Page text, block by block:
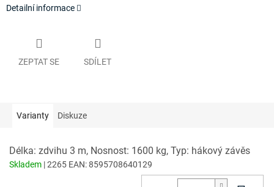
Detailní informace
ZEPTAT SE SDÍLET
Varianty Diskuze
Délka: zdvihu 3 m, Nosnost: 1600 kg, Typ: hákový závěs
Skladem | 2265 EAN:8595708640129